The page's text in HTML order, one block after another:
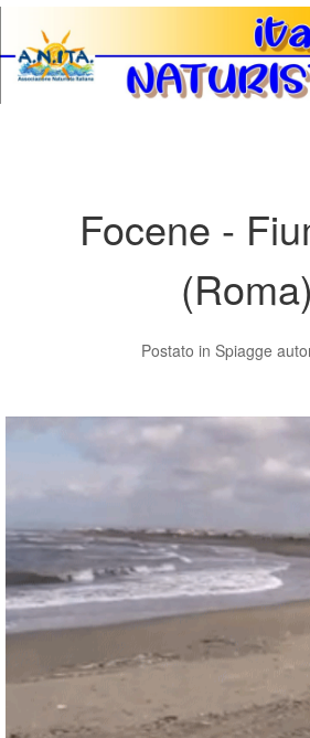
Focene -
(Roma)
Postato in Spiagge